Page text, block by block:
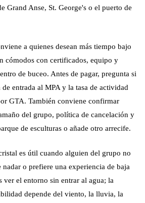
Grand Anse, St. George's o el puerto de
a quienes desean más tiempo bajo
cómodos con certificados, equipo y
de buceo. Antes de pagar, pregunta si
entrada al MPA y la tasa de actividad
GTA. También conviene confirmar
del grupo, política de cancelación y
de esculturas o añade otro arrecife.
es útil cuando alguien del grupo no
nadar o prefiere una experiencia de baja
ver el entorno sin entrar al agua; la
depende del viento, la lluvia, la